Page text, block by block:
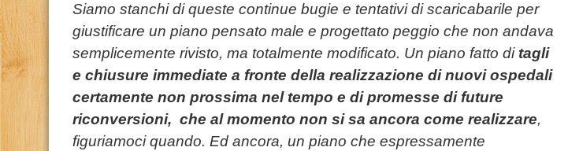
Siamo stanchi di queste continue bugie e tentativi di scaricabarile per
giustificare un piano pensato male e progettato peggio che non andava
semplicemente rivisto, ma totalmente modificato. Un piano fatto di tagli
e chiusure immediate a fronte della realizzazione di nuovi ospedali
certamente non prossima nel tempo e di promesse di future
riconversioni, che al momento non si sa ancora come realizzare,
figuriamoci quando. Ed ancora, un piano che espressamente